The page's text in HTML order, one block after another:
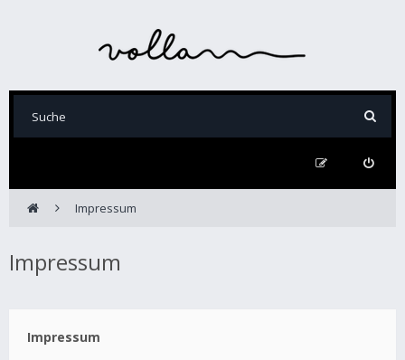
Impressum
Impressum
Impressum